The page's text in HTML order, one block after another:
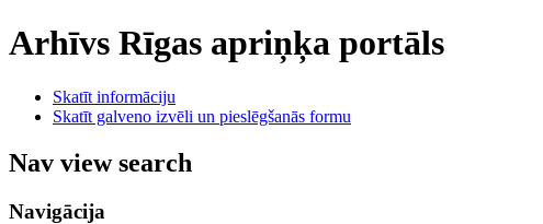
Arhīvs Rīgas apriņķa portāls
Skatīt informāciju
Skatīt galveno izvēli un pieslēgšanās formu
Nav view search
Navigācija